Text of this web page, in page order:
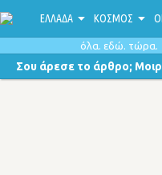
ΕΛΛΑΔΑ ΚΟΣΜΟΣ
όλα. εδώ. τώρα.
Σου άρεσε το άρθρο;